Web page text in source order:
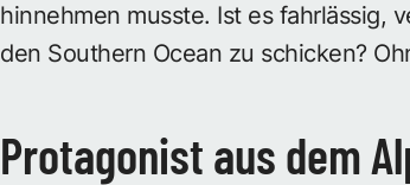
hinnehmen musste. Ist es fahrlässig,
den Southern Ocean zu schicken?
Protagonist aus dem